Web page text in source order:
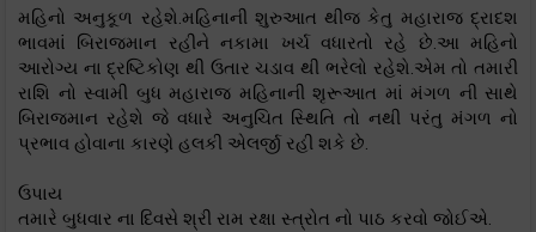
મહિનો અનુકૂળ રહેશે.મહિનાની શુરુઆત થીજ કેતુ મહારાજ દ્રાદશ
ભાવમાં બિરાજમાન રહીને નકામા ખર્ચ વધારતો રહે છે.આ મહિનો
આરોગ્ય ના દ્રષ્ટિકોણ થી ઉતાર ચડાવ થી ભરેલો રહેશે.એમ તો તમારી
રાશિ નો સ્વામી બુધ મહારાજ મહિનાની શૃરૂઆત માં મંગળ ની સાથે
બિરાજમાન રહેશે જે વધારે અનુચિત સ્થિતિ તો નથી પરંતુ મંગળ નો
પ્રભાવ હોવાના કારણે હલકી એલર્જી રહી શકે છે.
ઉપાય
તમારે બુધવાર ના દિવસે શ્રી રામ રક્ષા સ્ત્રોત નો પાઠ કરવો જોઈએ.